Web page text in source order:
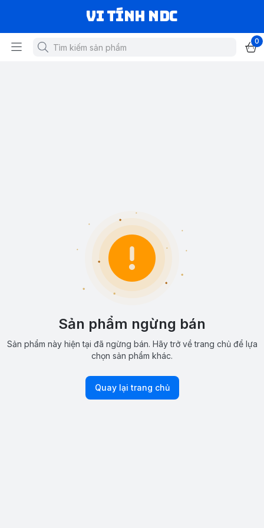
VI TÍNH NDC
0
Sản phẩm ngừng bán
Sản phẩm này hiện tại đã ngừng bán. Hãy trở về trang chủ để lựa
chọn sản phẩm khác.
Quay lại trang chủ